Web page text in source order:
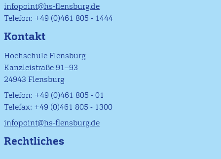
infopoint@hs-flensburg.de
Telefon: +49 (0)461 805 - 1444
Kontakt
Hochschule Flensburg
Kanzleistraße 91–93
24943 Flensburg
Telefon: +49 (0)461 805 - 01
Telefax: +49 (0)461 805 - 1300
infopoint@hs-flensburg.de
Rechtliches